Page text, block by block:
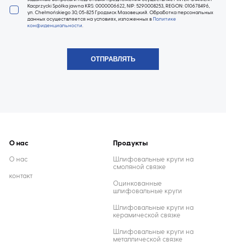
Kacprzycki Spółka jawna KRS: 0000006622, NIP: 5290008253, REGON: 010678496,
ул. Chełmońskiego 30, 05-825 Гродзиск Мазовецкий. Обработка персональных
данных осуществляется на условиях, изложенных в Политике
конфиденциальности
О нас
О нас
контакт
Продукты
Шлифовальные круги на
смоляной связке
Оцинкованные
шлифовальные круги
Шлифовальные круги на
керамической связке
Шлифовальные круги на
металлической связке